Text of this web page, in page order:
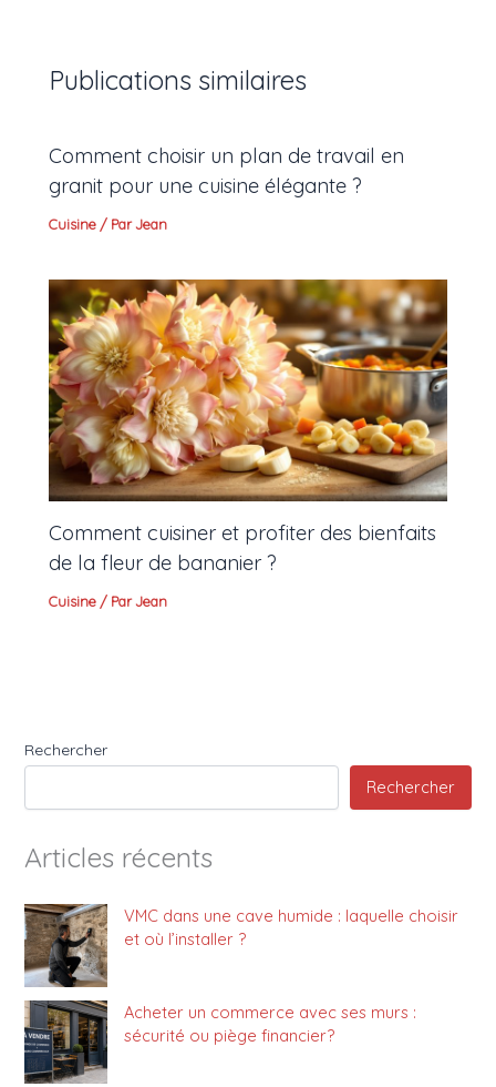
Publications similaires
Comment choisir un plan de travail en
granit pour une cuisine élégante ?
Cuisine / ParJean
Comment cuisiner et profiter des bienfaits
de la fleur de bananier ?
Cuisine / ParJean
Rechercher
Rechercher
Articles récents
VMC dans une cave humide : laquelle choisir
et où l’installer ?
Acheter un commerce avec ses murs :
sécurité ou piège financier?